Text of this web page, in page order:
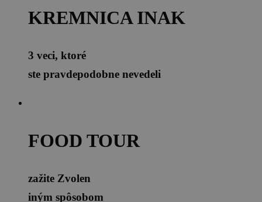
KREMNICA INAK
3 veci, ktoré
ste pravdepodobne nevedeli
FOOD TOUR
zažite Zvolen
iným spôsobom